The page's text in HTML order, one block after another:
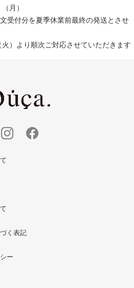
月）
受付分を夏季休業前最終の発送とさせ
）より順次ご対応させていただきます
く表記
ー